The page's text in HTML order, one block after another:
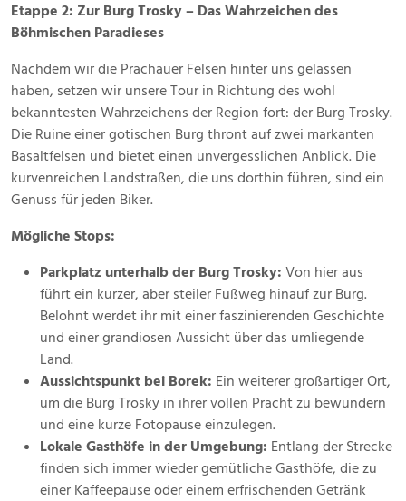
Etappe 2: Zur Burg Trosky – Das Wahrzeichen des
Böhmischen Paradieses
Nachdem wir die Prachauer Felsen hinter uns gelassen
haben, setzen wir unsere Tour in Richtung des wohl
bekanntesten Wahrzeichens der Region fort: der Burg Trosky.
Die Ruine einer gotischen Burg thront auf zwei markanten
Basaltfelsen und bietet einen unvergesslichen Anblick. Die
kurvenreichen Landstraßen, die uns dorthin führen, sind ein
Genuss für jeden Biker.
Mögliche Stops:
Parkplatz unterhalb der Burg Trosky: Von hier aus
führt ein kurzer, aber steiler Fußweg hinauf zur Burg.
Belohnt werdet ihr mit einer faszinierenden Geschichte
und einer grandiosen Aussicht über das umliegende
Land.
Aussichtspunkt bei Borek: Ein weiterer großartiger Ort,
um die Burg Trosky in ihrer vollen Pracht zu bewundern
und eine kurze Fotopause einzulegen.
Lokale Gasthöfe in der Umgebung: Entlang der Strecke
finden sich immer wieder gemütliche Gasthöfe, die zu
einer Kaffeepause oder einem erfrischenden Getränk